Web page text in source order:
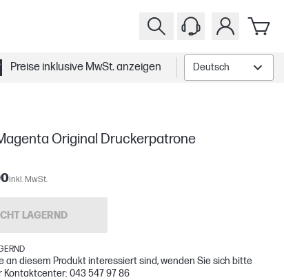
Preise inklusive MwSt. anzeigen Deutsch
Original Druckerpatrone
inkl. MwSt.
LAGERND
an diesem Produkt interessiert sind, wenden Sie sich bitte
Kontaktcenter: 043 547 97 86